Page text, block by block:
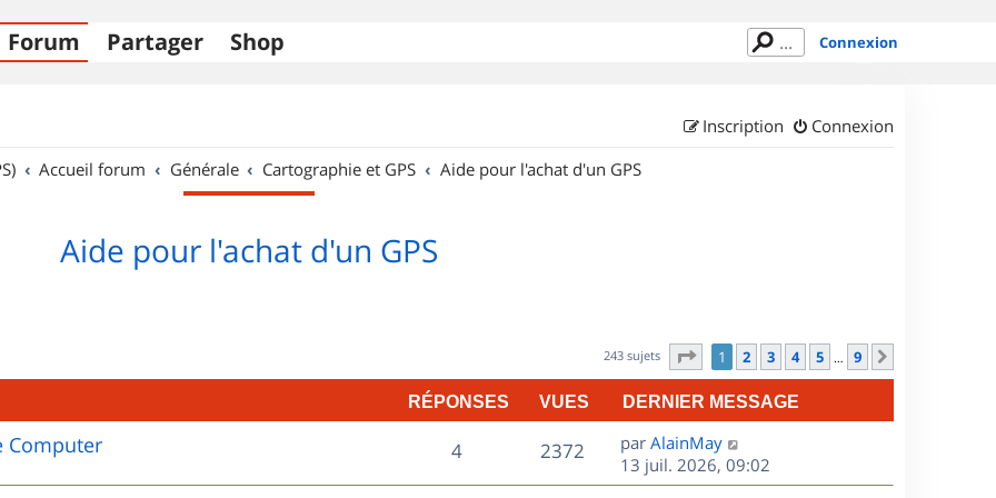
Forum Partager Shop Connexion
Connexion
Inscription
Accueil forum Générale Cartographie et GPS Aide pour l'achat d'un GPS
Aide pour l'achat d'un GPS
243 sujets Page sur9
1 2 3 4 5 … 9
RÉPONSES VUES DERNIER MESSAGE
Computer 4R
é
2372V
u
D
e
r
par AlainMay
13 juil. 2026, 09:02